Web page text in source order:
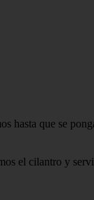
hasta que se
el cilantro y